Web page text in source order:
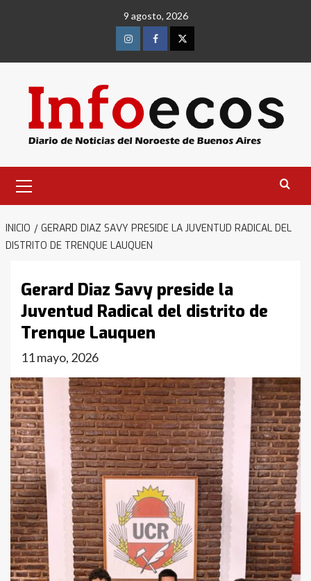
9 agosto, 2026
InstagramFacebookTwitter
primario
INICIO
GERARD DIAZ SAVY PRESIDE LA JUVENTUD RADICAL DEL
DISTRITO DE TRENQUE LAUQUEN
Gerard Diaz Savy preside la
Juventud Radical del distrito de
Trenque Lauquen
11 mayo, 2026